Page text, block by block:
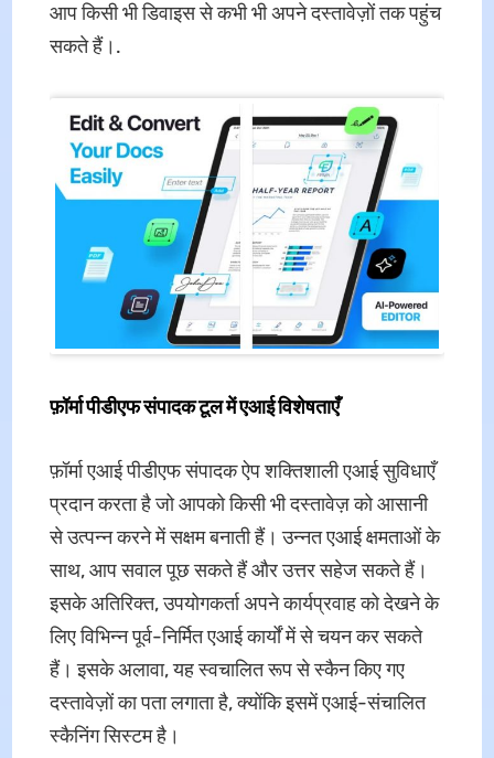
आप किसी भी डिवाइस से कभी भी अपने दस्तावेज़ों तक पहुंच
सकते हैं।.
फ़ॉर्मा पीडीएफ संपादक टूल में एआई विशेषताएँ
फ़ॉर्मा एआई पीडीएफ संपादक ऐप शक्तिशाली एआई सुविधाएँ
प्रदान करता है जो आपको किसी भी दस्तावेज़ को आसानी
से उत्पन्न करने में सक्षम बनाती हैं। उन्नत एआई क्षमताओं के
साथ, आप सवाल पूछ सकते हैं और उत्तर सहेज सकते हैं।
इसके अतिरिक्त, उपयोगकर्ता अपने कार्यप्रवाह को देखने के
लिए विभिन्न पूर्व-निर्मित एआई कार्यों में से चयन कर सकते
हैं। इसके अलावा, यह स्वचालित रूप से स्कैन किए गए
दस्तावेज़ों का पता लगाता है, क्योंकि इसमें एआई-संचालित
स्कैनिंग सिस्टम है।